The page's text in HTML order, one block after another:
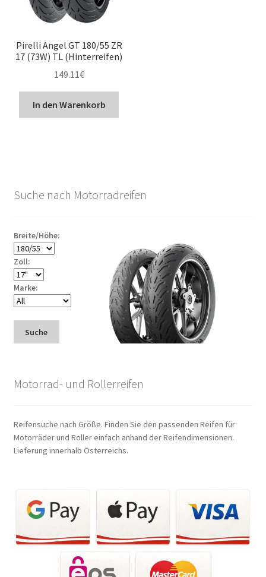
Pirelli Angel GT 180/55 ZR
17 (73W) TL (Hinterreifen)
149.11€
In den Warenkorb
Suche nach Motorradreifen
Breite/Höhe:
Zoll:
Marke:
Suche
Motorrad- und Rollerreifen
Reifensuche nach Größe. Finden Sie den passenden Reifen für
Motorräder und Roller einfach anhand der Reifendimensionen.
Lieferung innerhalb Österreichs.